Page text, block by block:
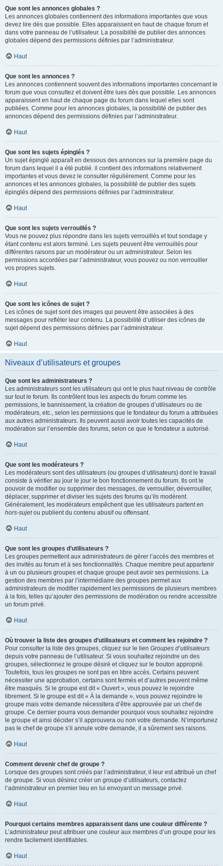
Que sont les annonces globales ?
Les annonces globales contiennent des informations importantes que vous
devez lire dès que possible. Elles apparaissent en haut de chaque forum et
dans votre panneau de l’utilisateur. La possibilité de publier des annonces
globales dépend des permissions définies par l’administrateur.
Haut
Que sont les annonces ?
Les annonces contiennent souvent des informations importantes concernant le
forum que vous consultez et doivent être lues dès que possible. Les annonces
apparaissent en haut de chaque page du forum dans lequel elles sont
publiées. Comme pour les annonces globales, la possibilité de publier des
annonces dépend des permissions définies par l’administrateur.
Haut
Que sont les sujets épinglés ?
Un sujet épinglé apparaît en dessous des annonces sur la première page du
forum dans lequel il a été publié. il contient des informations relativement
importantes et vous devez le consulter régulièrement. Comme pour les
annonces et les annonces globales, la possibilité de publier des sujets
épinglés dépend des permissions définies par l’administrateur.
Haut
Que sont les sujets verrouillés ?
Vous ne pouvez plus répondre dans les sujets verrouillés et tout sondage y
étant contenu est alors terminé. Les sujets peuvent être verrouillés pour
différentes raisons par un modérateur ou un administrateur. Selon les
permissions accordées par l’administrateur, vous pouvez ou non verrouiller
vos propres sujets.
Haut
Que sont les icônes de sujet ?
Les icônes de sujet sont des images qui peuvent être associées à des
messages pour refléter leur contenu. La possibilité d’utiliser des icônes de
sujet dépend des permissions définies par l’administrateur.
Haut
Niveaux d’utilisateurs et groupes
Que sont les administrateurs ?
Les administrateurs sont les utilisateurs qui ont le plus haut niveau de contrôle
sur tout le forum. Ils contrôlent tous les aspects du forum comme les
permissions, le bannissement, la création de groupes d’utilisateurs ou de
modérateurs, etc., selon les permissions que le fondateur du forum a attribuées
aux autres administrateurs. Ils peuvent aussi avoir toutes les capacités de
modération sur l’ensemble des forums, selon ce que le fondateur a autorisé.
Haut
Que sont les modérateurs ?
Les modérateurs sont des utilisateurs (ou groupes d’utilisateurs) dont le travail
consiste à vérifier au jour le jour le bon fonctionnement du forum. Ils ont le
pouvoir de modifier ou supprimer des messages, de verrouiller, déverrouiller,
déplacer, supprimer et diviser les sujets des forums qu’ils modèrent.
Généralement, les modérateurs empêchent que les utilisateurs partent en
hors-sujetou publient du contenu abusif ou offensant.
Haut
Que sont les groupes d’utilisateurs ?
Les groupes permettent aux administrateurs de gérer l’accès des membres et
des invités au forum et à ses fonctionnalités. Chaque membre peut appartenir
à un ou plusieurs groupes et chaque groupe peut avoir ses permissions. La
gestion des membres par l’intermédiaire des groupes permet aux
administrateurs de modifier rapidement les permissions de plusieurs membres
à la fois, telles qu’ajouter des permissions de modération ou rendre accessible
un forum privé.
Haut
Où trouver la liste des groupes d’utilisateurs et comment les rejoindre ?
Pour consulter la liste des groupes, cliquez sur le lien Groupes d’utilisateurs
depuis votre panneau de l’utilisateur. Si vous souhaitez rejoindre un des
groupes, sélectionnez le groupe désiré et cliquez sur le bouton approprié.
Toutefois, tous les groupes ne sont pas en libre accès. Certains peuvent
nécessiter une approbation, certains sont fermés et d’autres peuvent même
être masqués. Si le groupe est dit « Ouvert », vous pouvez le rejoindre
librement. Si le groupe est dit « À la demande », vous pouvez rejoindre le
groupe mais votre demande nécessitera d’être approuvée par un chef de
groupe. Ce dernier pourra vous demander pourquoi vous souhaitez rejoindre
le groupe et ainsi décider s’il approuvera ou non votre demande. N’importunez
pas le chef de groupe s’il annule votre demande, il a sûrement ses raisons.
Haut
Comment devenir chef de groupe ?
Lorsque des groupes sont créés par l’administrateur, il leur est attribué un chef
de groupe. Si vous désirez créer un groupe d’utilisateurs, contactez
l’administrateur en premier lieu en lui envoyant un message privé.
Haut
Pourquoi certains membres apparaissent dans une couleur différente ?
L’administrateur peut attribuer une couleur aux membres d’un groupe pour les
rendre facilement identifiables.
Haut